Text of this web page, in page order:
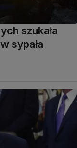
szukała
sypała